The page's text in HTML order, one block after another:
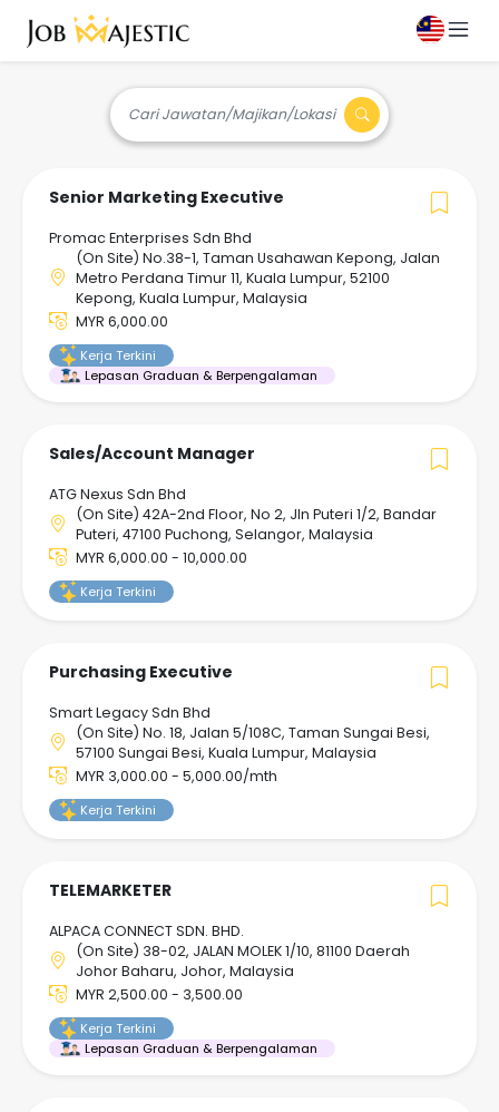
Cari Jawatan/Majikan/Lokasi
Senior Marketing Executive
Promac Enterprises Sdn Bhd
(On Site) No.38-1, Taman Usahawan Kepong, Jalan
Metro Perdana Timur 11, Kuala Lumpur, 52100
Kepong, Kuala Lumpur, Malaysia
MYR 6,000.00
Kerja Terkini
Lepasan Graduan & Berpengalaman
Sales/Account Manager
ATG Nexus Sdn Bhd
(On Site) 42A-2nd Floor, No 2, Jln Puteri 1/2, Bandar
Puteri, 47100 Puchong, Selangor, Malaysia
MYR 6,000.00 - 10,000.00
Kerja Terkini
Purchasing Executive
Smart Legacy Sdn Bhd
(On Site) No. 18, Jalan 5/108C, Taman Sungai Besi,
57100 Sungai Besi, Kuala Lumpur, Malaysia
MYR 3,000.00 - 5,000.00/mth
Kerja Terkini
TELEMARKETER
ALPACA CONNECT SDN. BHD.
(On Site) 38-02, JALAN MOLEK 1/10, 81100 Daerah
Johor Baharu, Johor, Malaysia
MYR 2,500.00 - 3,500.00
Kerja Terkini
Lepasan Graduan & Berpengalaman